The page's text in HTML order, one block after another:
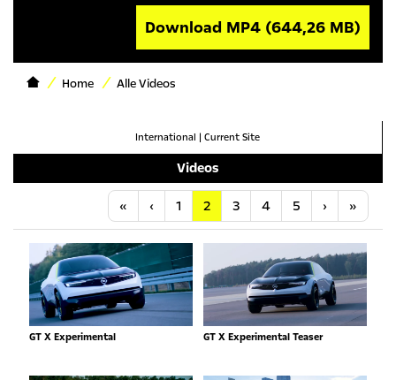
Download MP4 (644,26 MB)
Home Alle Videos
International | Current Site
Videos
« Anfang
‹ Vorherige
1 2 3 4 5 ›Nächste
»
GT X Experimental GT X Experimental Teaser